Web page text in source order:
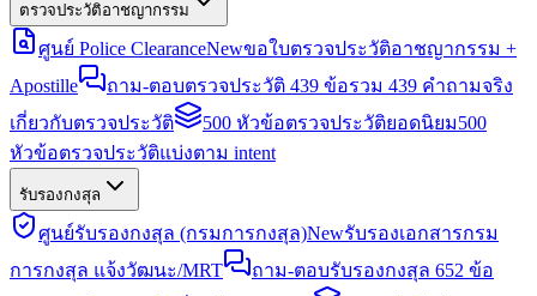
ตรวจประวัติอาชญากรรม
ศูนย์ Police ClearanceNewขอใบตรวจประวัติอาชญากรรม +
Apostille
ถาม-ตอบตรวจประวัติ 439 ข้อรวม 439 คำถามจริง
เกี่ยวกับตรวจประวัติ
500 หัวข้อตรวจประวัติยอดนิยม500
หัวข้อตรวจประวัติแบ่งตาม intent
รับรองกงสุล
ศูนย์รับรองกงสุล (กรมการกงสุล)Newรับรองเอกสารกรม
การกงสุล แจ้งวัฒนะ/MRT
ถาม-ตอบรับรองกงสุล 652 ข้อ